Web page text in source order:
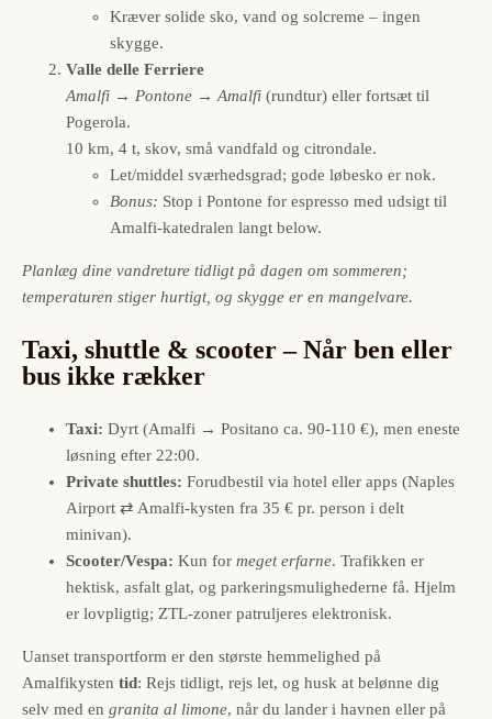
Kræver solide sko, vand og solcreme – ingen
skygge.
Valle delle Ferriere
Amalfi → Pontone → Amalfi (rundtur) eller fortsæt til
Pogerola.
10 km, 4 t, skov, små vandfald og citrondale.
Let/middel sværhedsgrad; gode løbesko er nok.
Bonus: Stop i Pontone for espresso med udsigt til
Amalfi-katedralen langt below.
Planlæg dine vandreture tidligt på dagen om sommeren;
temperaturen stiger hurtigt, og skygge er en mangelvare.
Taxi, shuttle & scooter – Når ben eller
bus ikke rækker
Taxi: Dyrt (Amalfi → Positano ca. 90-110 €), men eneste
løsning efter 22:00.
Private shuttles: Forudbestil via hotel eller apps (Naples
Airport ⇄ Amalfi-kysten fra 35 € pr. person i delt
minivan).
Scooter/Vespa: Kun for meget erfarne. Trafikken er
hektisk, asfalt glat, og parkeringsmulighederne få. Hjelm
er lovpligtig; ZTL-zoner patruljeres elektronisk.
Uanset transportform er den største hemmelighed på
Amalfikysten tid: Rejs tidligt, rejs let, og husk at belønne dig
selv med en granita al limone, når du lander i havnen eller på